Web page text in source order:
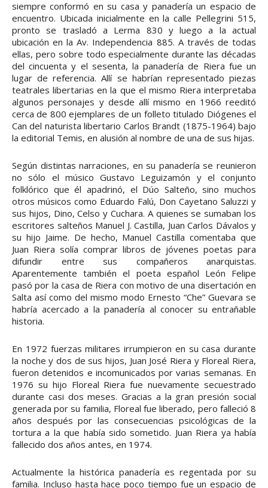
siempre conformó en su casa y panadería un espacio de
encuentro. Ubicada inicialmente en la calle Pellegrini 515,
pronto se trasladó a Lerma 830 y luego a la actual
ubicación en la Av. Independencia 885. A través de todas
ellas, pero sobre todo especialmente durante las décadas
del cincuenta y el sesenta, la panadería de Riera fue un
lugar de referencia. Allí se habrían representado piezas
teatrales libertarias en la que el mismo Riera interpretaba
algunos personajes y desde allí mismo en 1966 reeditó
cerca de 800 ejemplares de un folleto titulado Diógenes el
Can del naturista libertario Carlos Brandt (1875-1964) bajo
la editorial Temis, en alusión al nombre de una de sus hijas.
Según distintas narraciones, en su panadería se reunieron
no sólo el músico Gustavo Leguizamón y el conjunto
folklórico que él apadrinó, el Dúo Salteño, sino muchos
otros músicos como Eduardo Falú, Don Cayetano Saluzzi y
sus hijos, Dino, Celso y Cuchara. A quienes se sumaban los
escritores salteños Manuel J. Castilla, Juan Carlos Dávalos y
su hijo Jaime. De hecho, Manuel Castilla comentaba que
Juan Riera solía comprar libros de jóvenes poetas para
difundir entre sus compañeros anarquistas.
Aparentemente también el poeta español León Felipe
pasó por la casa de Riera con motivo de una disertación en
Salta así como del mismo modo Ernesto “Che” Guevara se
habría acercado a la panadería al conocer su entrañable
historia.
En 1972 fuerzas militares irrumpieron en su casa durante
la noche y dos de sus hijos, Juan José Riera y Floreal Riera,
fueron detenidos e incomunicados por varias semanas. En
1976 su hijo Floreal Riera fue nuevamente secuestrado
durante casi dos meses. Gracias a la gran presión social
generada por su familia, Floreal fue liberado, pero falleció 8
años después por las consecuencias psicológicas de la
tortura a la que había sido sometido. Juan Riera ya había
fallecido dos años antes, en 1974.
Actualmente la histórica panadería es regentada por su
familia. Incluso hasta hace poco tiempo fue un espacio de